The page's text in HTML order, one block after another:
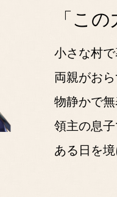
「こ
小さな村
両親がお
物静かで
領主の息
ある日を